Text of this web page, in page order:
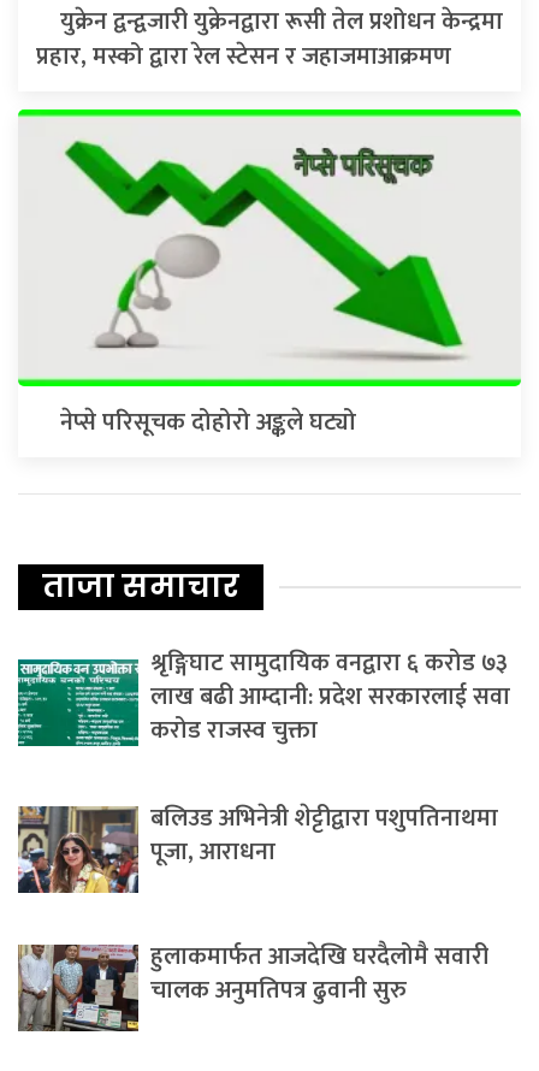
युक्रेन द्वन्द्वजारी युक्रेनद्वारा रूसी तेल प्रशोधन केन्द्रमा
प्रहार, मस्को द्वारा रेल स्टेसन र जहाजमाआक्रमण
नेप्से परिसूचक दोहोरो अङ्कले घट्यो
ताजा समाचार
श्रृङ्गिघाट सामुदायिक वनद्वारा ६ करोड ७३
लाख बढी आम्दानी: प्रदेश सरकारलाई सवा
करोड राजस्व चुक्ता
बलिउड अभिनेत्री शेट्टीद्वारा पशुपतिनाथमा
पूजा, आराधना
हुलाकमार्फत आजदेखि घरदैलोमै सवारी
चालक अनुमतिपत्र ढुवानी सुरु